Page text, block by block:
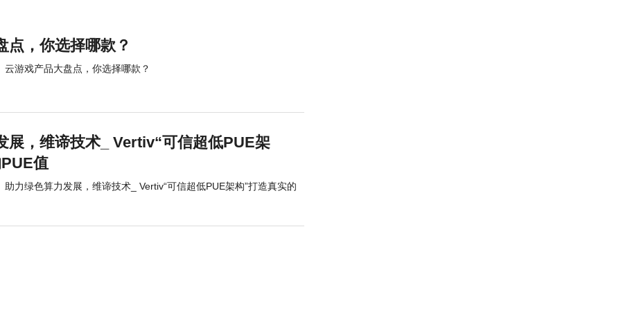
点，你选择哪款？
云游戏产品大盘点，你选择哪款？
展，维谛技术_ Vertiv“可信超低PUE架
值
助力绿色算力发展，维谛技术_ Vertiv“可信超低PUE架构”打造真实的